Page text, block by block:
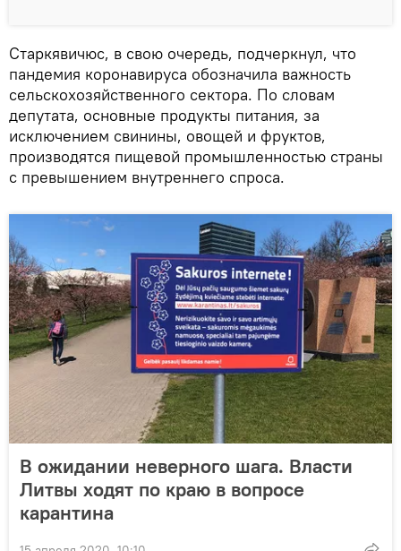
Старкявичюс, в свою очередь, подчеркнул, что
пандемия коронавируса обозначила важность
сельскохозяйственного сектора. По словам
депутата, основные продукты питания, за
исключением свинины, овощей и фруктов,
производятся пищевой промышленностью страны
с превышением внутреннего спроса.
В ожидании неверного шага. Власти
Литвы ходят по краю в вопросе
карантина